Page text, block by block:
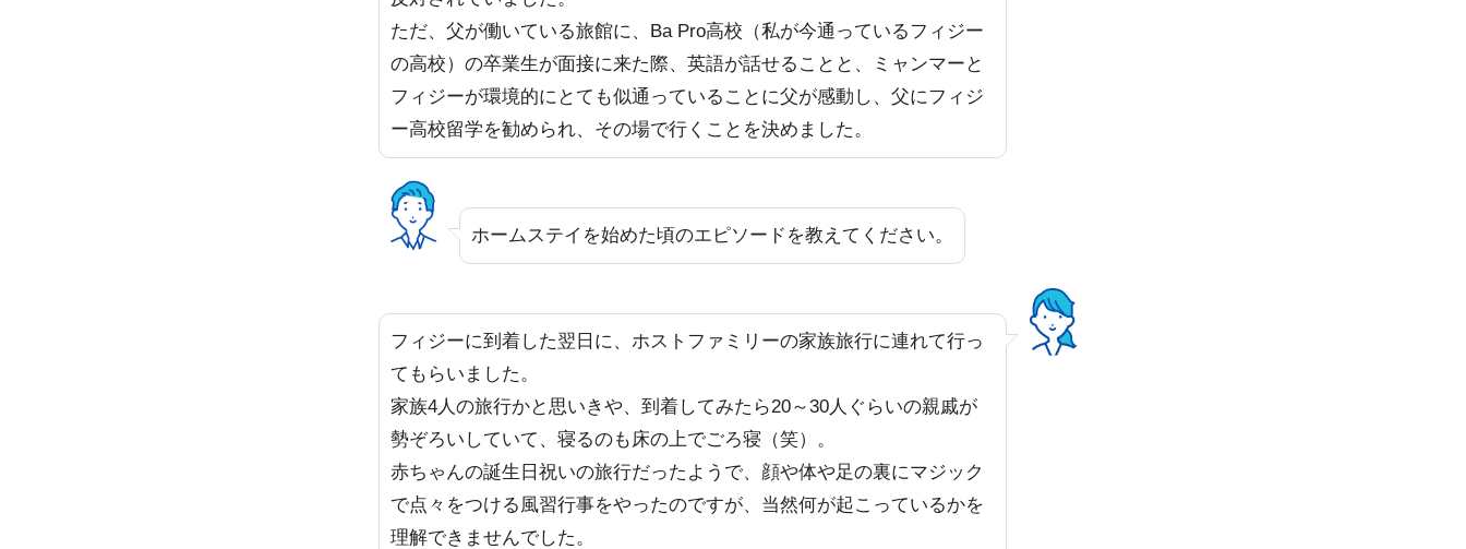
ただ、父が働いている旅館に、Ba Pro高校（私が今通っているフィジー
の高校）の卒業生が面接に来た際、英語が話せることと、ミャンマーと
フィジーが環境的にとても似通っていることに父が感動し、父にフィジ
ー高校留学を勧められ、その場で行くことを決めました。
ホームステイを始めた頃のエピソードを教えてください。
フィジーに到着した翌日に、ホストファミリーの家族旅行に連れて行っ
てもらいました。
家族4人の旅行かと思いきや、到着してみたら20～30人ぐらいの親戚が
勢ぞろいしていて、寝るのも床の上でごろ寝（笑）。
赤ちゃんの誕生日祝いの旅行だったようで、顔や体や足の裏にマジック
で点々をつける風習行事をやったのですが、当然何が起こっているかを
理解できませんでした。